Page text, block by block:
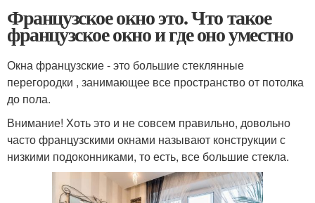
Французское окно это. Что такое
французское окно и где оно уместно
Окна французские - это большие стеклянные
перегородки , занимающее все пространство от потолка
до пола.
Внимание! Хоть это и не совсем правильно, довольно
часто французскими окнами называют конструкции с
низкими подоконниками, то есть, все большие стекла.